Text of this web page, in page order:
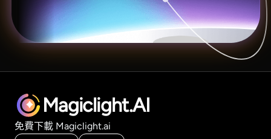
Magiclight.AI
免費下載 Magiclight.ai